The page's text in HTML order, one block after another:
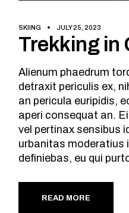
SKIING JULY 25, 2023
Trekking in
Alienum phaedrum
detraxit periculis ex,
an pericula euripidis,
aperi consequat an.
vel pertinax sensibus
urbanitas moderatius
definiebas, eu qui
READ MORE